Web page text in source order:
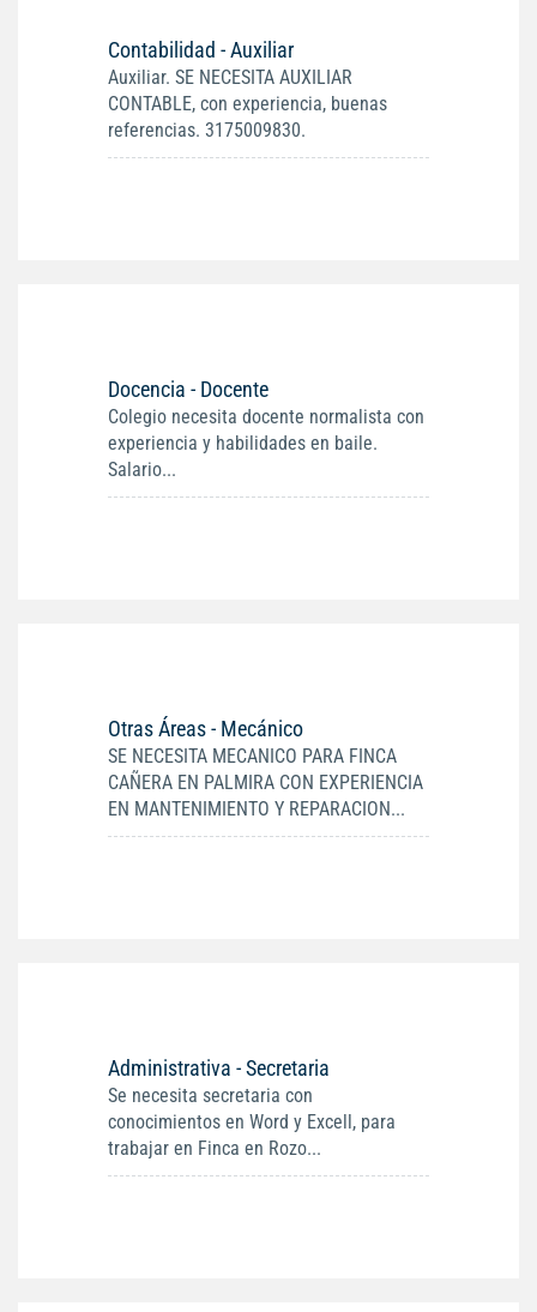
Contabilidad - Auxiliar
Auxiliar. SE NECESITA AUXILIAR
CONTABLE, con experiencia, buenas
referencias. 3175009830.
Docencia - Docente
Colegio necesita docente normalista con
experiencia y habilidades en baile.
Salario...
Otras Áreas - Mecánico
SE NECESITA MECANICO PARA FINCA
CAÑERA EN PALMIRA CON EXPERIENCIA
EN MANTENIMIENTO Y REPARACION...
Administrativa - Secretaria
Se necesita secretaria con
conocimientos en Word y Excell, para
trabajar en Finca en Rozo...